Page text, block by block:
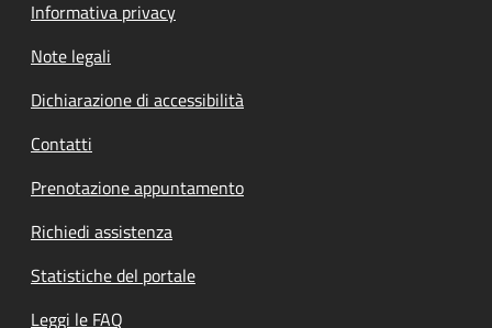
Informativa privacy
Note legali
Dichiarazione di accessibilità
Contatti
Prenotazione appuntamento
Richiedi assistenza
Statistiche del portale
Leggi le FAQ